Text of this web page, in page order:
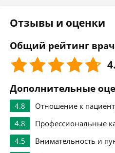
Отзывы и оценки
Общий рейтинг
Дополнительные
4.8
Отношение к
4.8
Профессиональные
4.5
Внимательность и